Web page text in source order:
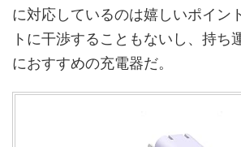
に対応しているのは嬉しいポイン
トに干渉することもないし、持ち
におすすめの充電器だ。